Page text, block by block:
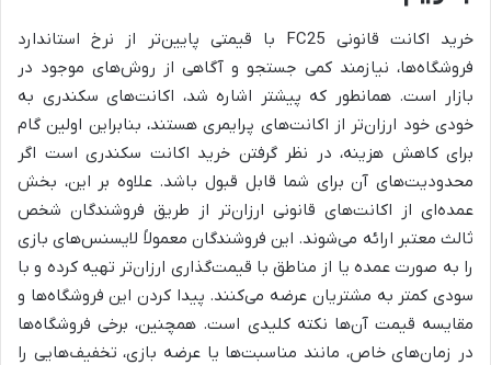
خرید اکانت قانونی FC25 با قیمتی پایین‌تر از نرخ استاندارد
فروشگاه‌ها، نیازمند کمی جستجو و آگاهی از روش‌های موجود در
بازار است. همانطور که پیشتر اشاره شد، اکانت‌های سکندری به
خودی خود ارزان‌تر از اکانت‌های پرایمری هستند، بنابراین اولین گام
برای کاهش هزینه، در نظر گرفتن خرید اکانت سکندری است اگر
محدودیت‌های آن برای شما قابل قبول باشد. علاوه بر این، بخش
عمده‌ای از اکانت‌های قانونی ارزان‌تر از طریق فروشندگان شخص
ثالث معتبر ارائه می‌شوند. این فروشندگان معمولاً لایسنس‌های بازی
را به صورت عمده یا از مناطق با قیمت‌گذاری ارزان‌تر تهیه کرده و با
سودی کمتر به مشتریان عرضه می‌کنند. پیدا کردن این فروشگاه‌ها و
مقایسه قیمت آن‌ها نکته کلیدی است. همچنین، برخی فروشگاه‌ها
در زمان‌های خاص، مانند مناسبت‌ها یا عرضه بازی، تخفیف‌هایی را